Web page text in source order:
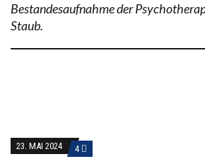
Bestandesaufnahme der
Staub.
23. MAI 2024 4